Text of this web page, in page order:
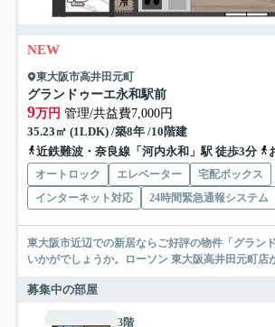
NEW
東大阪市高井田元町
グランドゥーエ永和駅前
9万円 管理/共益費7,000円
35.23㎡ (1LDK) /築8年 /10階建
近鉄難波・奈良線「河内永和」駅 徒歩3分
オートロック エレベーター
宅配ボックス
インターネット対応
24時間緊急通報システム
東大阪市近辺での新居ならご好評の物件「グラン
いかがでしょうか。ローソン 東大阪高井田元町店
募集中の部屋
3階